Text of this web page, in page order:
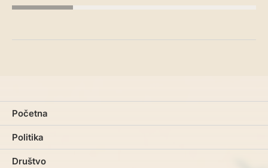
Početna
Politika
Društvo